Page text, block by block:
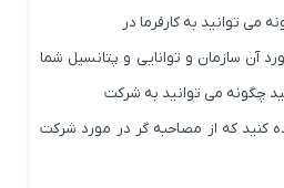
به کارفرما در
و توانایی و پتانسیل شما
می توانید به شرکت
که از مصاحبه گر در مورد شرکت